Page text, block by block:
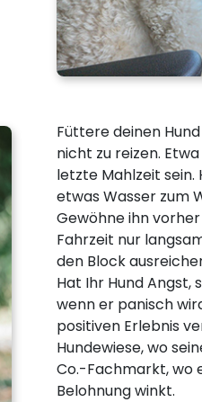
Füttere deinen
nicht zu reizen.
letzte Mahlzeit
etwas Wasser zum
Gewöhne ihn
Fahrzeit nur
den Block
Hat Ihr Hund
wenn er panisch
positiven Erlebnis
Hundewiese, wo
Co.-Fachmarkt, wo
Belohnung winkt.